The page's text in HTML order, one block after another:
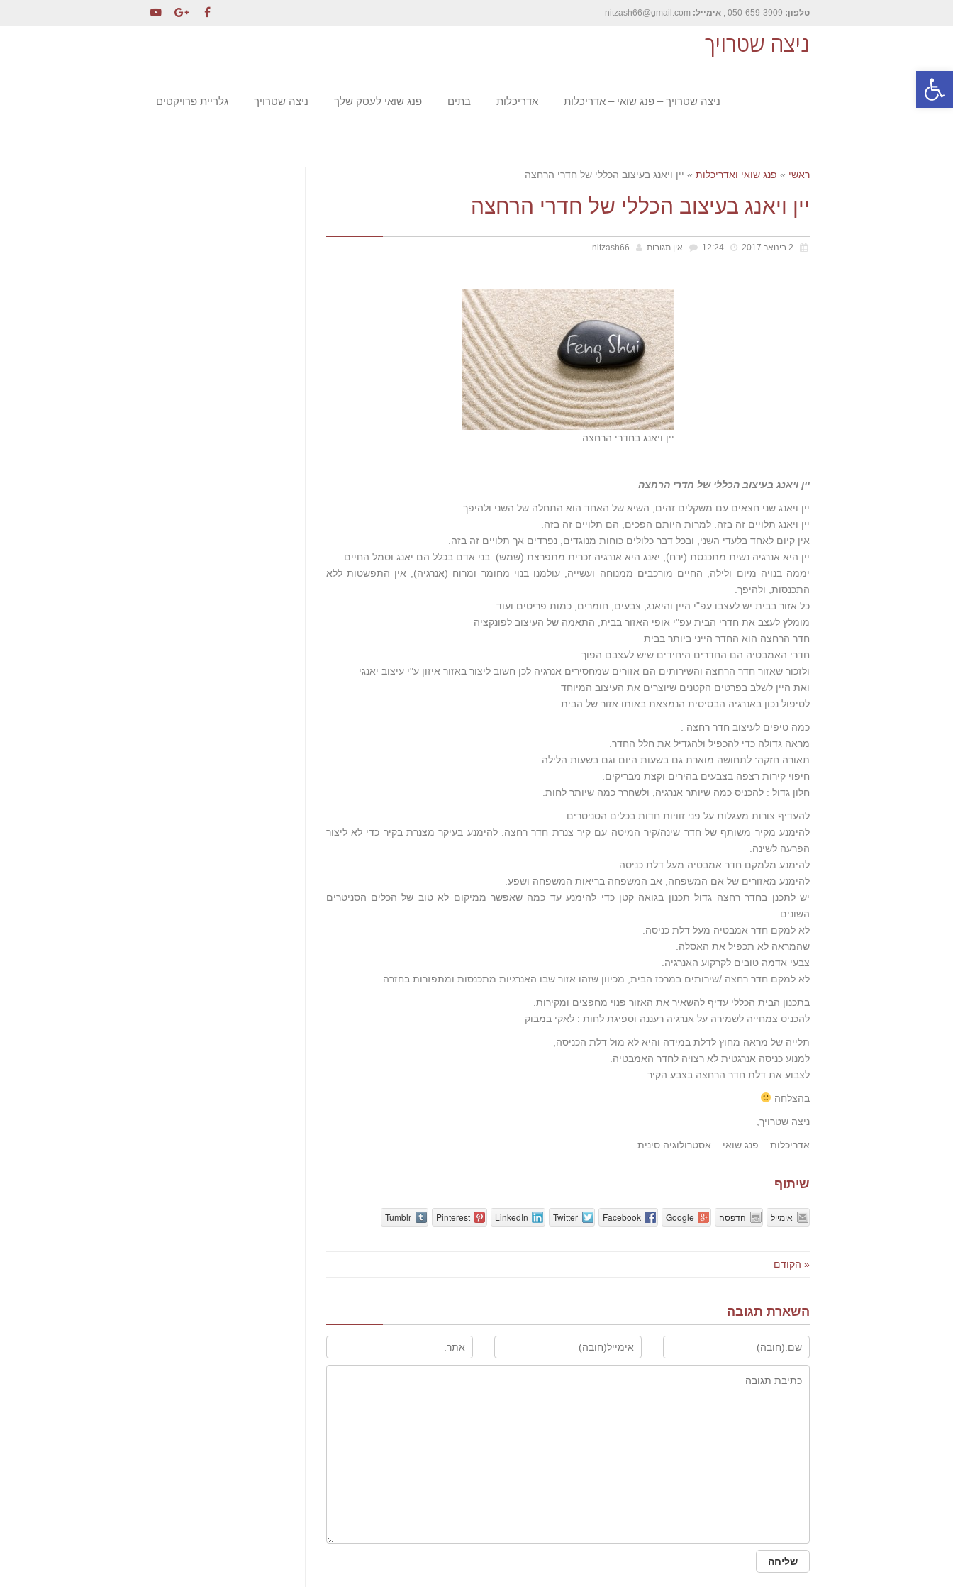
פתח סרגל נגישות
טלפון: אימייל:
ניצה שטרויך
ניצה שטרויך – פנג שואי – אדריכלות אדריכלות בתים פנג שואי לעסק שלך ניצה שטרויך גלריית פרויקטים
ראשי » פנג שואי ואדריכלות » יין ויאנג בעיצוב הכללי של חדרי הרחצה
יין ויאנג בעיצוב הכללי של חדרי הרחצה
אין תגובות nitzash66
יין ויאנג בחדרי הרחצה
יין ויאנג בעיצוב הכללי של חדרי הרחצה
יין ויאנג שני חצאים עם משקלים זהים, השיא של האחד הוא התחלה של השני ולהיפך.
יין ויאנג תלויים זה בזה. למרות היותם הפכים, הם תלויים זה בזה.
אין קיום לאחד בלעדי השני, ובכל דבר כלולים כוחות מנוגדים, נפרדים אך תלויים זה בזה.
יין היא אנרגיה נשית מתכנסת (ירח), יאנג היא אנרגיה זכרית מתפרצת (שמש). בני אדם בכלל הם יאנג וסמל החיים.
יממה בנויה מיום ולילה, החיים מורכבים ממנוחה ועשייה, עולמנו בנוי מחומר ומרוח (אנרגיה), אין התפשטות ללא
התכנסות, ולהיפך.
כל אזור בבית יש לעצבו עפ"י היין והיאנג, צבעים, חומרים, כמות פריטים ועוד.
מומלץ לעצב את חדרי הבית עפ"י אופי האזור בבית, התאמה של העיצוב לפונקציה
חדר הרחצה הוא החדר הייני ביותר בבית
חדרי האמבטיה הם החדרים היחידים שיש לעצבם הפוך.
ולזכור שאזור חדר הרחצה והשירותים הם אזורים שמחסירים אנרגיה לכן חשוב ליצור באזור איזון ע"י עיצוב יאנגי
ואת היין לשלב בפרטים הקטנים שיוצרים את העיצוב המיוחד
לטיפול נכון באנרגיה הבסיסית הנמצאת באותו אזור של הבית.
כמה טיפים לעיצוב חדר רחצה :
מראה גדולה כדי להכפיל ולהגדיל את חלל החדר.
תאורה חזקה: לתחושה מוארת גם בשעות היום וגם בשעות הלילה .
חיפוי קירות רצפה בצבעים בהירים וקצת מבריקים.
חלון גדול : להכניס כמה שיותר אנרגיה, ולשחרר כמה שיותר לחות.
להעדיף צורות מעגלות על פני זוויות חדות בכלים הסניטרים.
להימנע מקיר משותף של חדר שינה/קיר המיטה עם קיר צנרת חדר רחצה: להימנע בעיקר מצנרת בקיר כדי לא ליצור
הפרעה לשינה.
להימנע מלמקם חדר אמבטיה מעל דלת כניסה.
להימנע מאזורים של אם המשפחה, אב המשפחה בריאות המשפחה ושפע.
יש לתכנן בחדר רחצה גדול תכנון בגואה קטן כדי להימנע עד כמה שאפשר ממיקום לא טוב של הכלים הסניטרים
השונים.
לא למקם חדר אמבטיה מעל דלת כניסה.
שהמראה לא תכפיל את האסלה.
צבעי אדמה טובים לקרקוע האנרגיה.
לא למקם חדר רחצה /שירותים במרכז הבית, מכיוון שזהו אזור שבו האנרגיות מתכנסות ומתפזרות בחזרה.
בתכנון הבית הכללי עדיף להשאיר את האזור פנוי מחפצים ומקירות.
להכניס צמחייה לשמירה על אנרגיה רעננה וספיגת לחות : לאקי במבוק
תלייה של מראה מחוץ לדלת במידה והיא לא מול דלת הכניסה,
למנוע כניסה אנרגטית לא רצויה לחדר האמבטיה.
לצבוע את דלת חדר הרחצה בצבע הקיר.
בהצלחה
ניצה שטרויך,
אדריכלות – פנג שואי – אסטרולוגיה סינית
שיתוף
אימייל הדפסה Google
Facebook
Twitter
LinkedIn
Pinterest
Tumblr
« הקודם
השארת תגובה